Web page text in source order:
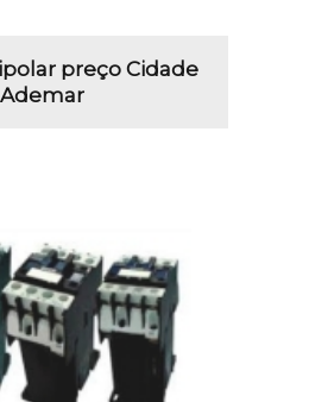
preço Cidade
Ademar